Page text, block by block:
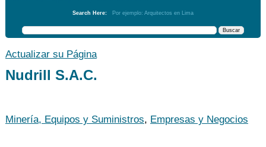
Search Here: Por ejemplo: Arquitectos en Lima
Actualizar su Página
Nudrill S.A.C.
Minería, Equipos y Suministros, Empresas y Negocios